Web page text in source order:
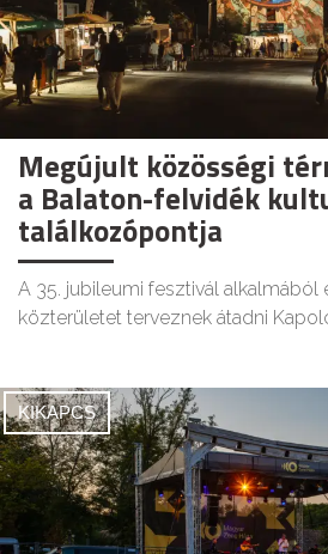
Megújult közösségi
a Balaton-felvidék
találkozópontja
A 35. jubileumi fesztivál
közterületet terveznek átadni
KIKAPCS